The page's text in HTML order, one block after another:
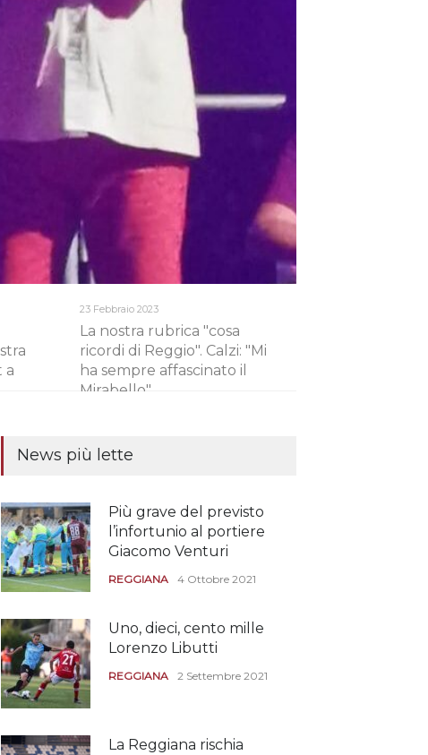
a
23 Febbraio 2023
La nostra rubrica "cosa
ricordi di Reggio". Calzi: "Mi
ha sempre affascinato il
Mirabello"
News più lette
Più grave del previsto
l’infortunio al portiere
Giacomo Venturi
REGGIANA 4 Ottobre 2021
Uno, dieci, cento mille
Lorenzo Libutti
REGGIANA 2 Settembre 2021
La Reggiana rischia